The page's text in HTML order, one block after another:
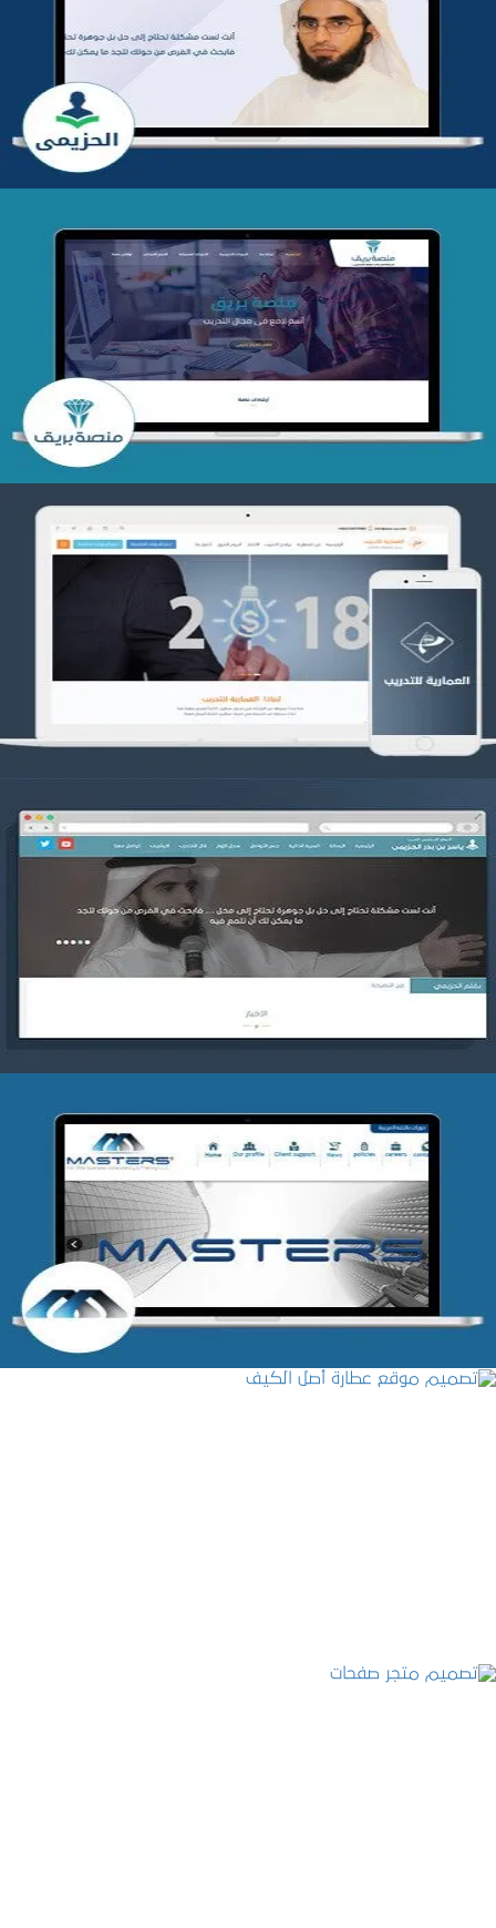
تطوير موقع المدرب ياسر الحزيمي
التفاصيل
تصميم منصة بريق
التفاصيل
تصميم العمارية للتدريب
التفاصيل
موقع ياسر بن بدر الحزيمي
التفاصيل
شركة MASTERS للتدريب
التفاصيل